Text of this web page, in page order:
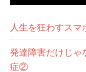
人生を狂わすスマ
発達障害だけじゃ
症②